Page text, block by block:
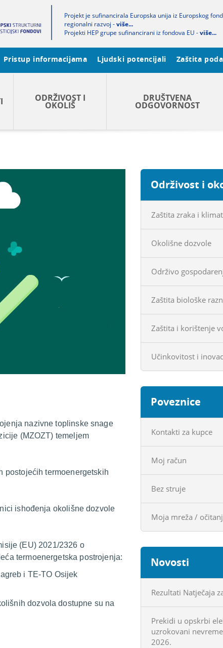
Projekt je sufinancirala Europska unija iz Europskog
regionalni razvoj -više...
Projekti HEP grupe sufinancirani iz fondova EU -više...
Pristup informacijama Ljudski potencijali Zaštita
ODRŽIVOST I
OKOLIŠ
DRUŠTVENA
ODGOVORNOST
nazivne toplinske snage
(MZOZT) temeljem
postojećih termoenergetskih
ishođenja okolišne dozvole
(EU) 2021/2326 o
termoenergetska postrojenja:
i TE-TO Osijek
dozvola dostupne su na
Održivost i
Zaštita zraka i
Okolišne dozvole
Održivo
Zaštita biološke
Zaštita i korištenje
Učinkovitost i
Poveznice
Kontakti za kupce
Moj račun
Bez struje
Moja mreža /
Novosti
Rezultati Natječaja
Prekidi u opskrbi
uzrokovani
2026.